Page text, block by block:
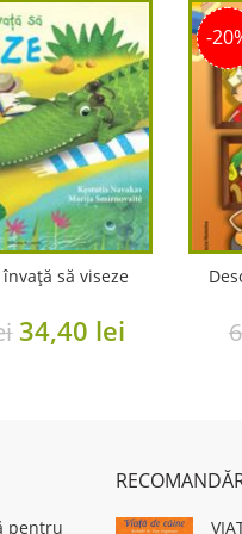
să viseze
Original
34,40 lei
-
pentru